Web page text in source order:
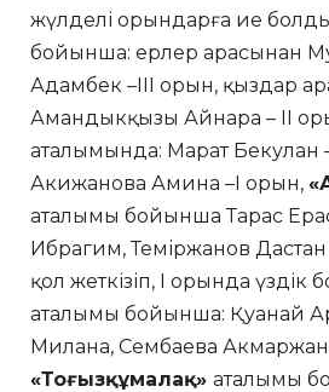
жүлделі орындарға ие
бойынша: ерлер арасынан
Адамбек –III орын, қыздар
Амандыкқызы Айнара – II
аталымында: Марат Бекулан
Акижанова Амина –I орын,
аталымы бойынша Тарас
Ибрагим, Теміржанов
қол жеткізіп, I орында үздік
аталымы бойынша: Қуанай
Милана, Сембаева
«Тоғызқұмалақ» аталымы